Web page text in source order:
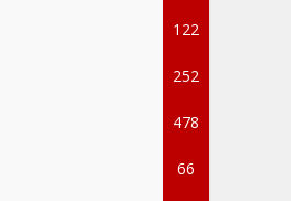
122
252
478
66